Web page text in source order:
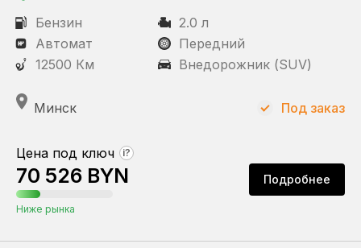
Бензин
2.0 л
Автомат
Передний
12500 Км
Внедорожник (SUV)
Минск
Цена под ключ ?
70 526 BYN
Ниже рынка
Подробнее
Под заказ